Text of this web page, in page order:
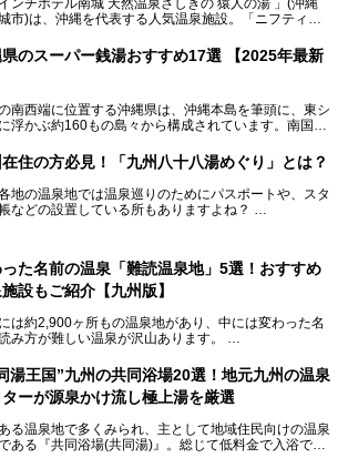
市)は、沖縄を代表する人気温泉施設。「ニフティ温
得し、平日・土日にかかわらず多くの常連客や温泉フ
訪れます。
目される存在。今回は貸切湯にスポットを当て、その
徹底解説します。
のスーパー銭湯おすすめ17選 【2025年最新
南西端に位置する沖縄県は、沖縄本島を筆頭に、東シ
浮かぶ約160もの島々から構成されています。南国な
かな自然、独自の歴史や文化など、多くの人を惹きつ
まない魅力あふれる観光県です。
沖縄県のスーパー銭湯には、ホテル併設などリゾート
に楽しめる施設が多くあります。日帰りでも旅行気分
住の方必見！「九州八十八湯めぐり」とは？
地の温泉地では温泉巡りのためにパスポートや、スタ
などの設置している所もありますよね？
らぜひ参加してみたいスタンプラリーでしょう。
た名前の温泉「難読温泉地」5選！おすすめ
設もご紹介【九州版】
は約2,900ヶ所もの温泉地があり、中には変わった名
み方が難しい温泉が沢山あります。
日本各地にある「難読温泉地」を、地域ごとにクイズ
でご紹介。第５回目(最終回)である今回は、九州地方の
泉地をピックアップしました。
読めるか、ぜひチャレンジしてみて下さいね！
湯王国”九州の共同浴場20選！地元九州の温泉
ーが源泉かけ流し極上湯を厳選
る温泉地で多くみられ、主として地域住民向けの温泉
ある『共同浴場(共同湯)』。総じて低料金で入浴で